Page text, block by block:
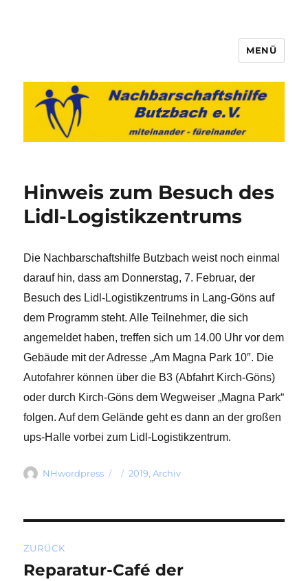
Nachbarschaftshilfe Butzbach
e.V.
MENÜ
Hinweis zum Besuch des
Lidl-Logistikzentrums
Die Nachbarschaftshilfe Butzbach weist noch einmal
darauf hin, dass am Donnerstag, 7. Februar, der
Besuch des Lidl-Logistikzentrums in Lang-Göns auf
dem Programm steht. Alle Teilnehmer, die sich
angemeldet haben, treffen sich um 14.00 Uhr vor dem
Gebäude mit der Adresse „Am Magna Park 10″. Die
Autofahrer können über die B3 (Abfahrt Kirch-Göns)
oder durch Kirch-Göns dem Wegweiser „Magna Park“
folgen. Auf dem Gelände geht es dann an der großen
ups-Halle vorbei zum Lidl-Logistikzentrum.
Autor
NHwordpress
Veröffentlicht
Kategorien
2019,Archiv
ZURÜCK
Vorheriger
Reparatur-Café der